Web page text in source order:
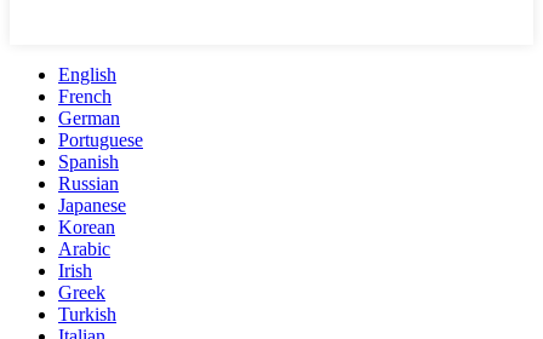
English
French
German
Portuguese
Spanish
Russian
Japanese
Korean
Arabic
Irish
Greek
Turkish